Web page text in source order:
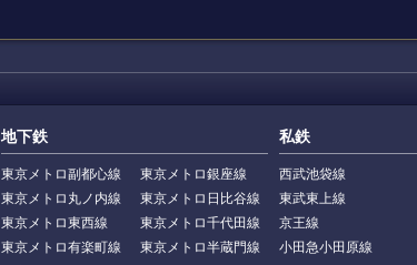
地下鉄
東京メトロ副都心線
東京メトロ銀座線
東京メトロ丸ノ内線
東京メトロ日比谷線
東京メトロ東西線
東京メトロ千代田線
東京メトロ有楽町線
東京メトロ半蔵門線
私鉄
西武池袋線
東武東上線
京王線
小田急小田原線